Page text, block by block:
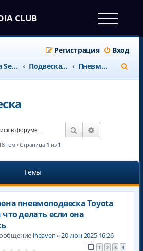
CLUB
Вход
Регистрация
Тоyota Sequoia c 2008 года Подвеска, Рулевая Пневмоподвеска
о
Поиск
18 тем • Страница 1 из 1
Темы
пневмоподвеска Toyota
что делать если она
iheaven«20 июн 2025 16:26
1 2 3 4